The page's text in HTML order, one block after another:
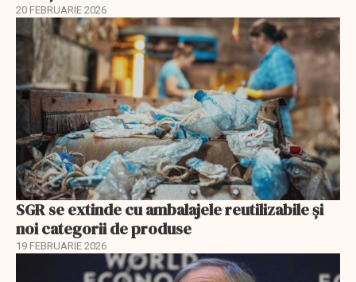
20 FEBRUARIE 2026
SGR se extinde cu ambalajele reutilizabile și
noi categorii de produse
19 FEBRUARIE 2026